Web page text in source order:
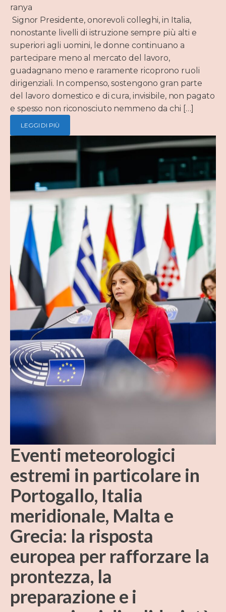
ranya
Signor Presidente, onorevoli colleghi, in Italia,
nonostante livelli di istruzione sempre più alti e
superiori agli uomini, le donne continuano a
partecipare meno al mercato del lavoro,
guadagnano meno e raramente ricoprono ruoli
dirigenziali. In compenso, sostengono gran parte
del lavoro domestico e di cura, invisibile, non pagato
e spesso non riconosciuto nemmeno da chi […]
LEGGI DI PIÙ
Eventi meteorologici
estremi in particolare in
Portogallo, Italia
meridionale, Malta e
Grecia: la risposta
europea per rafforzare la
prontezza, la
preparazione e i